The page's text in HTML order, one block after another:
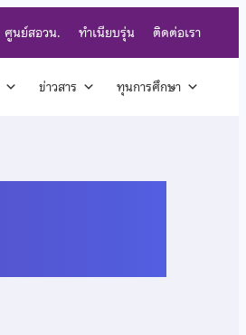
ศูนย์สอวน. ทำเนียบรุ่น ติดต่อเรา
ข่าวสาร ทุนการศึกษา